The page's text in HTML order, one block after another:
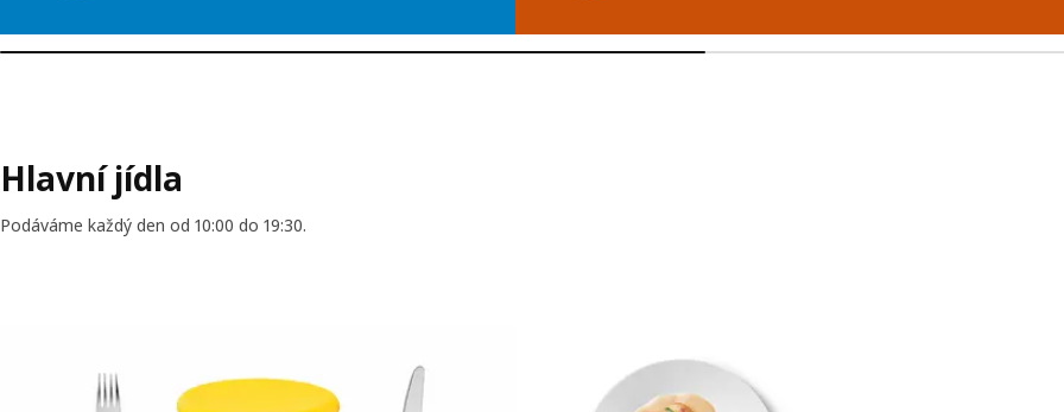
Hlavní jídla
Podáváme každý den od 10:00 do 19:30.